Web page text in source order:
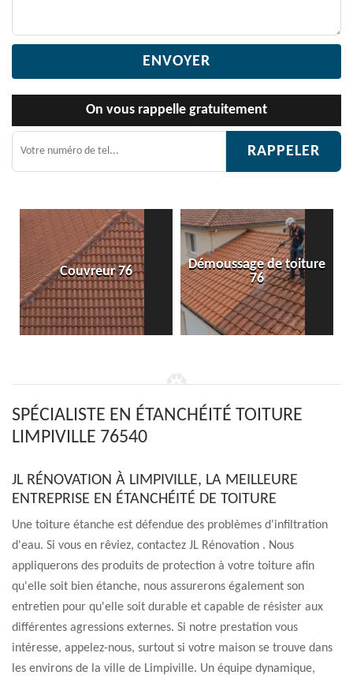
On vous rappelle gratuitement
Couvreur 76
Démoussage de toiture
76
SPÉCIALISTE EN ÉTANCHÉITÉ TOITURE
LIMPIVILLE 76540
JL RÉNOVATION À LIMPIVILLE, LA MEILLEURE
ENTREPRISE EN ÉTANCHÉITÉ DE TOITURE
Une toiture étanche est défendue des problèmes d'infiltration
d'eau. Si vous en rêviez, contactez JL Rénovation . Nous
appliquerons des produits de protection à votre toiture afin
qu'elle soit bien étanche, nous assurerons également son
entretien pour qu'elle soit durable et capable de résister aux
différentes agressions externes. Si notre prestation vous
intéresse, appelez-nous, surtout si votre maison se trouve dans
les environs de la ville de Limpiville. Un équipe dynamique,